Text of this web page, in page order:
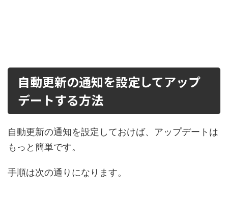
自動更新の通知を設定してアップ
デートする方法
自動更新の通知を設定しておけば、アップデートは
もっと簡単です。
手順は次の通りになります。